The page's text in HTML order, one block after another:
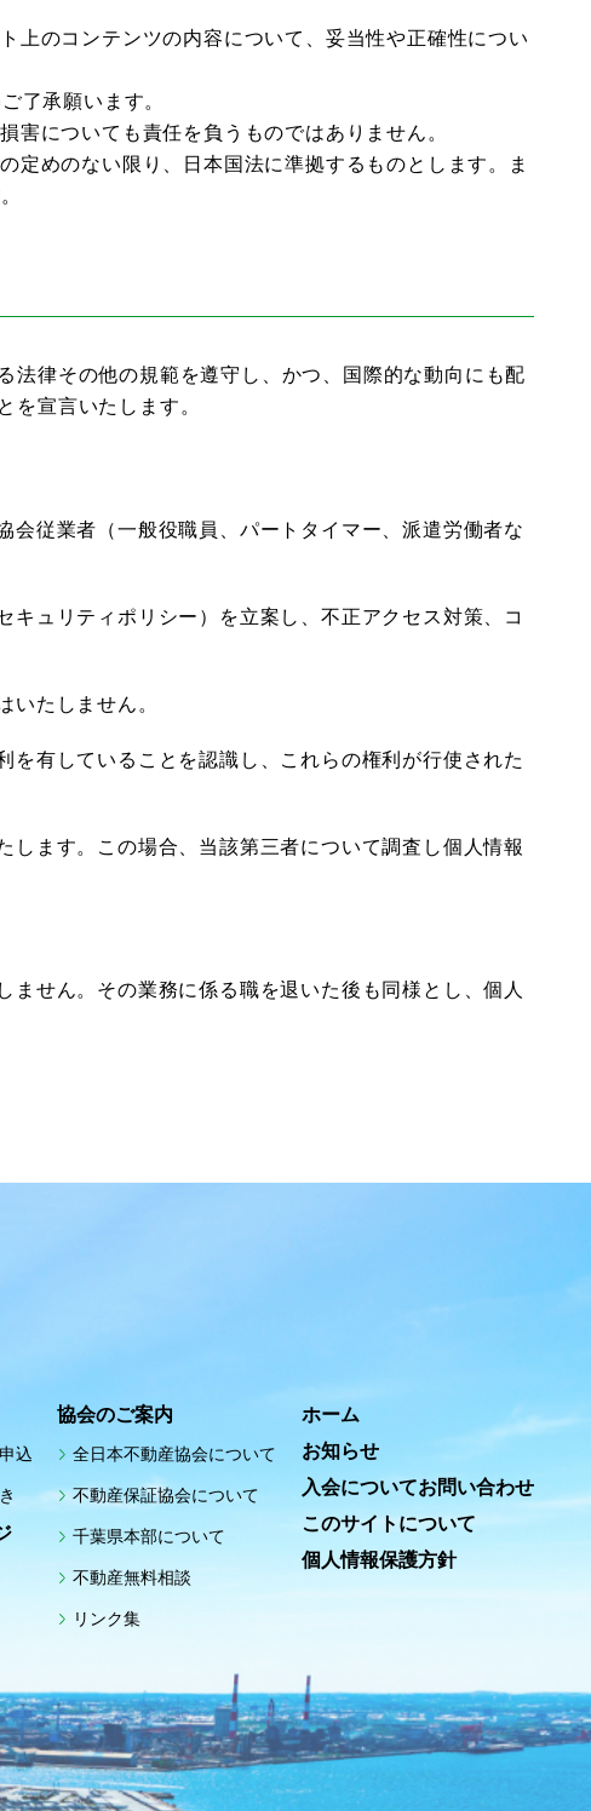
上のコンテンツの内容について、妥当性や正確性につい
了承願います。
についても責任を負うものではありません。
定めのない限り、日本国法に準拠するものとします。ま
法律その他の規範を遵守し、かつ、国際的な動向にも配
を宣言いたします。
従業者（一般役職員、パートタイマー、派遣労働者な
ュリティポリシー）を立案し、不正アクセス対策、コ
いたしません。
有していることを認識し、これらの権利が行使された
ます。この場合、当該第三者について調査し個人情報
せん。その業務に係る職を退いた後も同様とし、個人
込
協会のご案内
全日本不動産協会について
不動産保証協会について
千葉県本部について
不動産無料相談
リンク集
ホーム
お知らせ
入会についてお問い合わせ
このサイトについて
個人情報保護方針